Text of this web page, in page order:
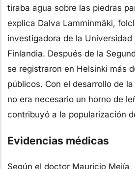
tiraba agua sobre las piedras
explica Dalva Lamminmäki,
investigadora de la Universidad
Finlandia. Después de la
se registraron en Helsinki más
públicos. Con el desarrollo de
no era necesario un horno de
contribuyó a la popularización
Evidencias médicas
Según el doctor Mauricio Mejía,